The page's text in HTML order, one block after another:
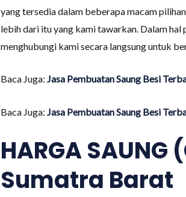
yang tersedia dalam beberapa macam
lebih dari itu yang kami tawarkan. Dalam hal
menghubungi kami secara langsung untuk
Baca Juga: Jasa Pembuatan Saung Besi
Baca Juga: Jasa Pembuatan Saung Besi
HARGA SAUNG
Sumatra Barat